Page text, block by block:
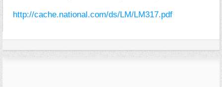
http://cache.national.com/ds/LM/LM317.pdf